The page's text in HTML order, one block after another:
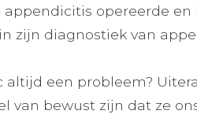
appendicitis opereerde
zijn diagnostiek van
altijd een probleem?
van bewust zijn dat ze